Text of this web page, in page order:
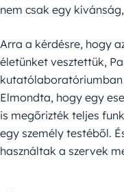
nem csak egy
Arra a kérdésre, hogy
életünket vesztettük,
Elmondta, hogy egy
is megőrizték teljes
egy személy testéből.
használtak a szervek